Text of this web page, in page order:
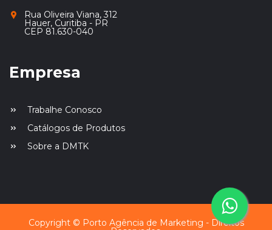
Rua Oliveira Viana, 312
Hauer, Curitiba - PR
CEP 81.630-040
Empresa
Trabalhe Conosco
Catálogos de Produtos
Sobre a DMTK
Copyright © Porto Agência de Marketing - Direitos